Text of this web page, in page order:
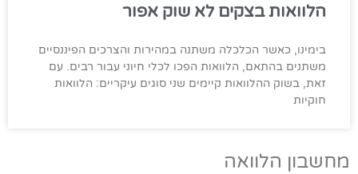
הלוואות בצקים לא שוק אפור
בימינו, כאשר הכלכלה משתנה במהירות והצרכים הפיננסיים
משתנים בהתאם, הלוואות הפכו לכלי חיוני עבור רבים. עם
זאת, בשוק ההלוואות קיימים שני סוגים עיקריים: הלוואות
חוקיות
מחשבון הלוואה